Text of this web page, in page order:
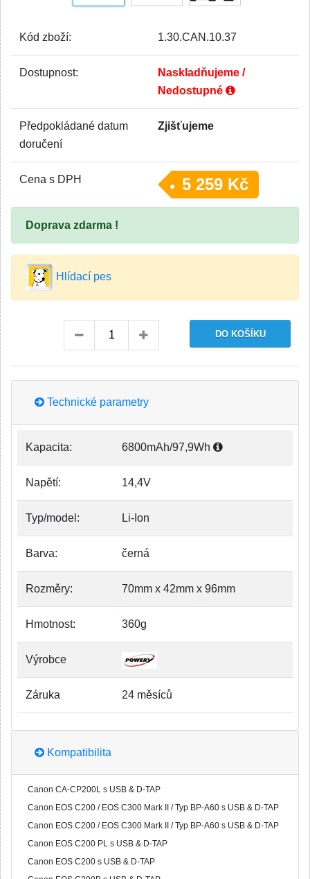
Kód zboží: 1.30.CAN.10.37
Dostupnost:
Naskladňujeme /
Nedostupné
Předpokládané datum
doručení
Zjišťujeme
Cena s DPH 5 259 Kč
Doprava zdarma !
Hlídací pes
Technické parametry
Kapacita: 6800mAh/97,9Wh
Napětí: 14,4V
Typ/model: Li-Ion
Barva: černá
Rozměry: 70mm x 42mm x 96mm
Hmotnost: 360g
Výrobce
Záruka 24 měsíců
Kompatibilita
Canon CA-CP200L s USB & D-TAP
Canon EOS C200 / EOS C300 Mark II / Typ BP-A60 s USB & D-TAP
Canon EOS C200 / EOS C300 Mark II / Typ BP-A60 s USB & D-TAP
Canon EOS C200 PL s USB & D-TAP
Canon EOS C200 s USB & D-TAP